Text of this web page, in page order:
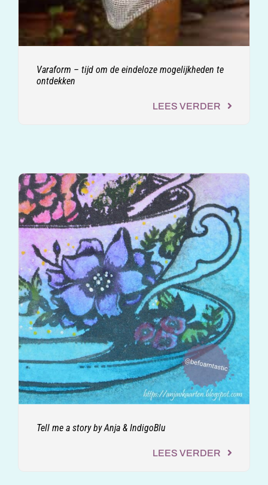
Varaform – tijd om de eindeloze mogelijkheden te
ontdekken
LEES VERDER
Tell me a story by Anja & IndigoBlu
LEES VERDER